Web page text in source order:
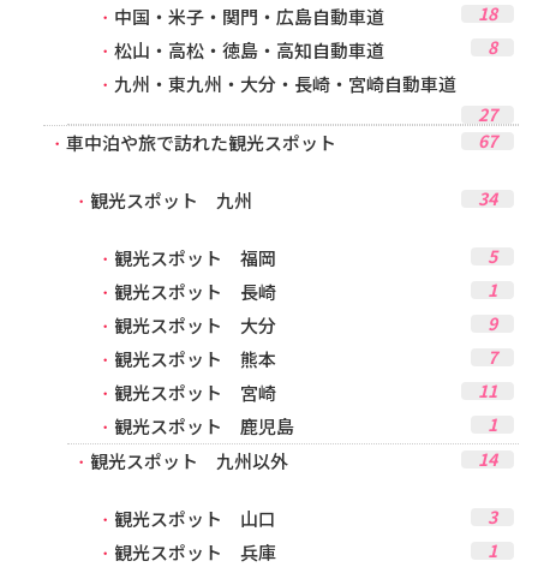
中国・米子・関門・広島自動車道 18
松山・高松・徳島・高知自動車道 8
九州・東九州・大分・長崎・宮崎自動車道
27
車中泊や旅で訪れた観光スポット 67
観光スポット 九州 34
観光スポット 福岡 5
観光スポット 長崎 1
観光スポット 大分 9
観光スポット 熊本 7
観光スポット 宮崎 11
観光スポット 鹿児島 1
観光スポット 九州以外 14
観光スポット 山口 3
観光スポット 兵庫 1